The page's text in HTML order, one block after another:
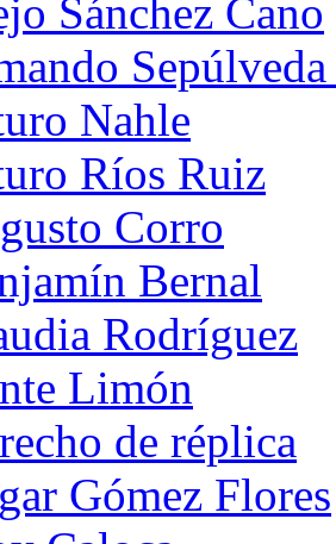
Sánchez Cano
Nahle
Ríos Ruiz
Corro
Bernal
Rodríguez
Limón
de réplica
Gómez Flores